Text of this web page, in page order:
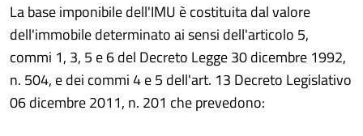
La base imponibile dell'IMU è costituita dal valore
dell'immobile determinato ai sensi dell'articolo 5,
commi 1, 3, 5 e 6 del Decreto Legge 30 dicembre 1992,
n. 504, e dei commi 4 e 5 dell'art. 13 Decreto Legislativo
06 dicembre 2011, n. 201 che prevedono: